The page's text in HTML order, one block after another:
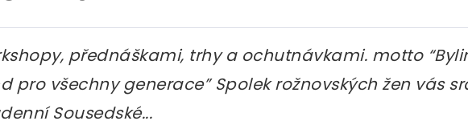
přednáškami, trhy a ochutnávkami. motto
pro všechny generace” Spolek rožnovských žen vás
Sousedské...